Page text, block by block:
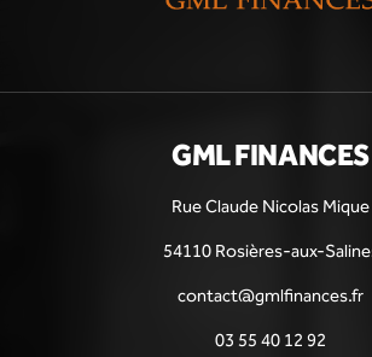
GML FINANCES
Rue Claude Nicolas Mique
54110 Rosières-aux-
contact@gmlfinances.fr
03 55 40 12 92